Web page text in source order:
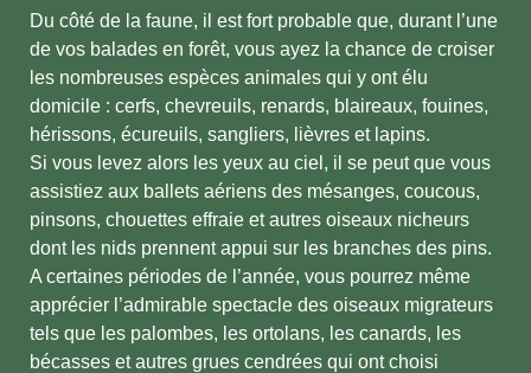
Du côté de la faune, il est fort probable que, durant l’une
de vos balades en forêt, vous ayez la chance de croiser
les nombreuses espèces animales qui y ont élu
domicile : cerfs, chevreuils, renards, blaireaux, fouines,
hérissons, écureuils, sangliers, lièvres et lapins.
Si vous levez alors les yeux au ciel, il se peut que vous
assistiez aux ballets aériens des mésanges, coucous,
pinsons, chouettes effraie et autres oiseaux nicheurs
dont les nids prennent appui sur les branches des pins.
A certaines périodes de l’année, vous pourrez même
apprécier l’admirable spectacle des oiseaux migrateurs
tels que les palombes, les ortolans, les canards, les
bécasses et autres grues cendrées qui ont choisi